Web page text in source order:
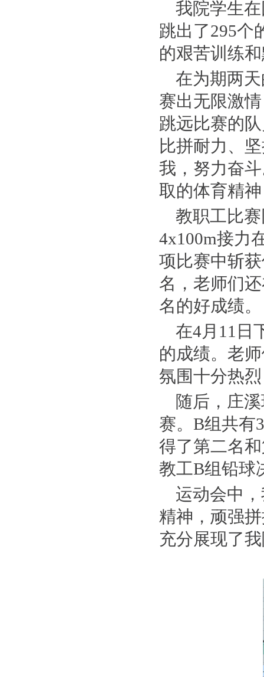
我院学生
跳出了295个
的艰苦训练
在为期两
赛出无限激
跳远比赛的
比拼耐力、
我，努力奋
取的体育精
教职工比
4x100m接力
项比赛中斩
名，老师们
名的好成绩。
在4月11日
的成绩。老
氛围十分热
随后，庄
赛。B组共有
得了第二名
教工B组铅球
运动会中
精神，顽强
充分展现了